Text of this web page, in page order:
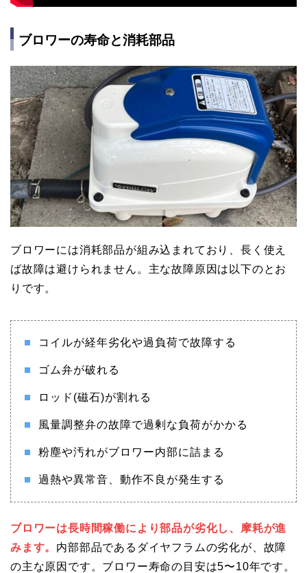
ブロワーの寿命と消耗部品
ブロワーには消耗部品が組み込まれており、長く使え
ば故障は避けられません。主な故障原因は以下のとお
りです。
コイルが経年劣化や過負荷で故障する
ゴム弁が破れる
ロッド(磁石)が割れる
風量調整弁の故障で過剰な負荷がかかる
粉塵や汚れがブロワー内部に詰まる
過熱や異常音、動作不良が発生する
ブロワーは長時間稼働により部品が劣化し、摩耗が進
みます。 内部部品であるダイヤフラムの劣化が、故障
の主な原因です。ブロワー寿命の目安は5〜10年です。